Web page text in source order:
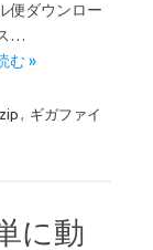
便ダウンロー
…
む »
, ギガファイ
に動